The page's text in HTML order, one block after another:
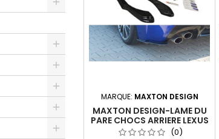
MARQUE: MAXTON DESIGN
MAXTON DESIGN-LAME DU
PARE CHOCS ARRIERE LEXUS
RC F
(0)